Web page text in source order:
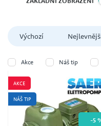
nerozhoduje
Výchozí
Akce Náš tip
AKCE
NÁŠ TIP
-5